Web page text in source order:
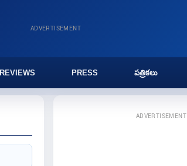
ADVERTISEMENT
REVIEWS PRESS పత్రికలు
ADVERTISEMENT